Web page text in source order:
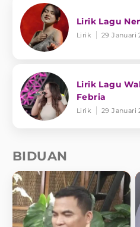
Lirik Lagu
Lirik 29 Januari
Lirik Lagu
Febria
Lirik 29 Januari
BIDUAN